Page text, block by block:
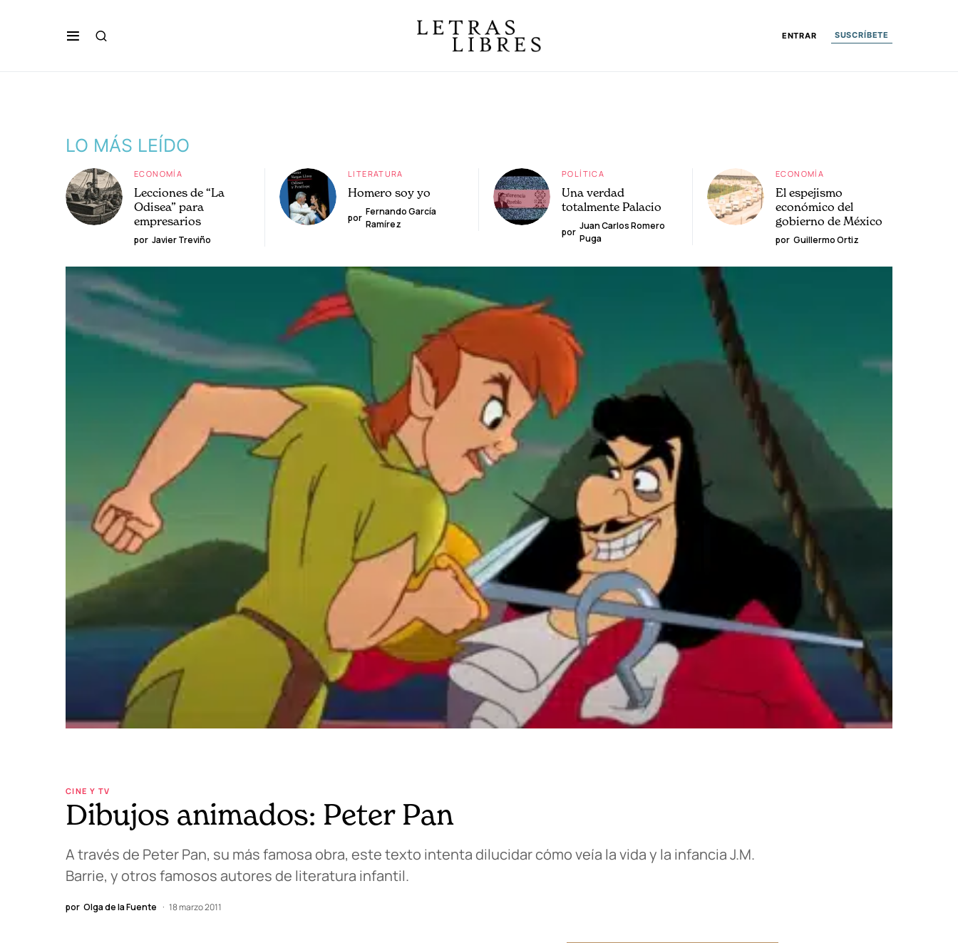
ENTRAR SUSCRÍBETE
LO MÁS LEÍDO
ECONOMÍA
Lecciones de “La
Odisea” para
empresarios
por Javier Treviño
LITERATURA
Homero soy yo
por
Fernando García
Ramírez
POLÍTICA
Una verdad
totalmente Palacio
por
Juan Carlos Romero
Puga
ECONOMÍA
El espejismo
económico del
gobierno de México
por Guillermo Ortiz
CINE Y TV
Dibujos animados: Peter Pan
A través de Peter Pan, su más famosa obra, este texto intenta dilucidar cómo veía la vida y la infancia J.M.
Barrie, y otros famosos autores de literatura infantil.
por Olga de la Fuente 18 marzo 2011